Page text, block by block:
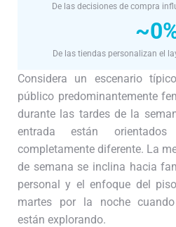
De las decisiones de compra
De las tiendas personalizan el
Considera un escenario
público predominantemente
durante las tardes de la
entrada están
completamente diferente. La
de semana se inclina hacia
personal y el enfoque del
martes por la noche
están explorando.